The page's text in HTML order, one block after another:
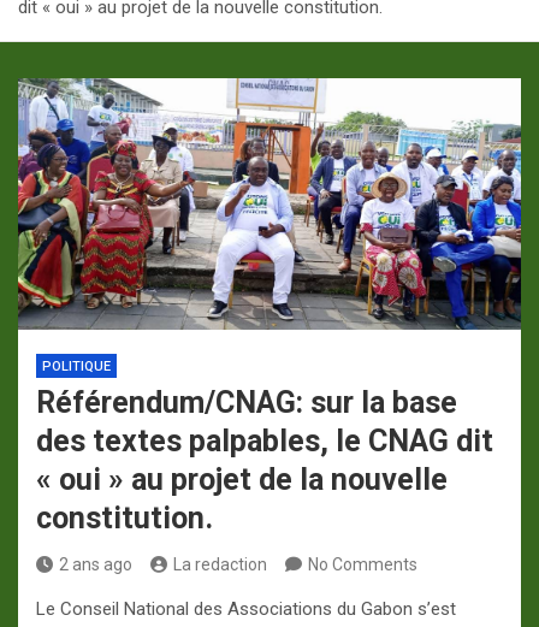
dit « oui » au projet de la nouvelle constitution.
POLITIQUE
Référendum/CNAG: sur la base
des textes palpables, le CNAG dit
« oui » au projet de la nouvelle
constitution.
2 ans ago La redaction No Comments
Le Conseil National des Associations du Gabon s’est
p